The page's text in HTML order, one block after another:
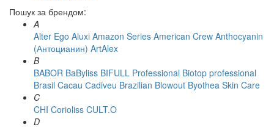
Пошук за брендом:
A
Alter Ego Aluxi Amazon Series American Crew Anthocyanin
(Антоцианин) ArtAlex
B
BABOR BaByliss BIFULL Professional Biotop professional
Brasil Cacau Сadiveu Brazilian Blowout Byothea Skin Care
C
CHI Corioliss CULT.O
D